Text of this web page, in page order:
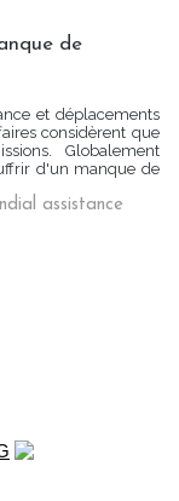
de
et déplacements
considèrent que
Globalement
d'un manque de
assistance